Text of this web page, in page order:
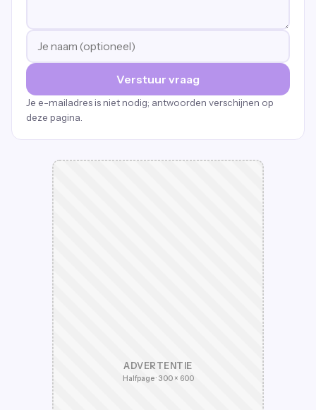
Verstuur vraag
Je e-mailadres is niet nodig; antwoorden verschijnen op
deze pagina.
ADVERTENTIE
Halfpage · 300 × 600